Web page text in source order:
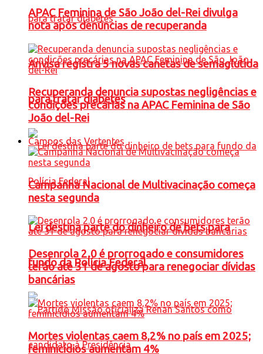
Anvisa registra 5 novas canetas de semaglutida
para tratar diabetes
Lei destina parte do dinheiro de bets para
fundo da Polícia Federal
APAC Feminina de São João del-Rei divulga
nota após denúncias de recuperanda
Recuperanda denuncia supostas negligências e
condições precárias na APAC Feminina de São
João del-Rei
Campos das Vertentes
Campanha Nacional de Multivacinação começa
nesta segunda
Desenrola 2.0 é prorrogado e consumidores
terão até 31 de agosto para renegociar dívidas
bancárias
Mortes violentas caem 8,2% no país em 2025;
feminicídios aumentam 4%